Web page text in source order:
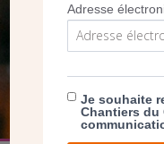
NOUS PERMET
Adresse
Je souhaite
Chantiers du